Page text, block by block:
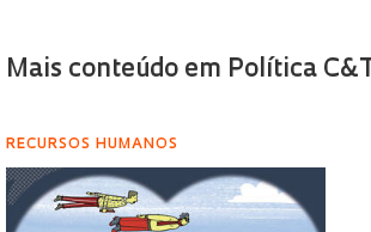
Mais conteúdo em Política C&T
RECURSOS HUMANOS